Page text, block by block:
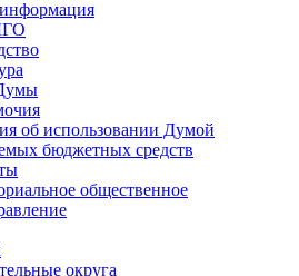
об использовании Думой
бюджетных средств
общественное
округа